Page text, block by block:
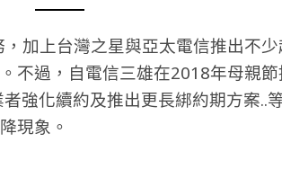
加上台灣之星與亞太電信推出不
不過，自電信三雄在2018年母親
強化續約及推出更長綁約期方案..
現象。